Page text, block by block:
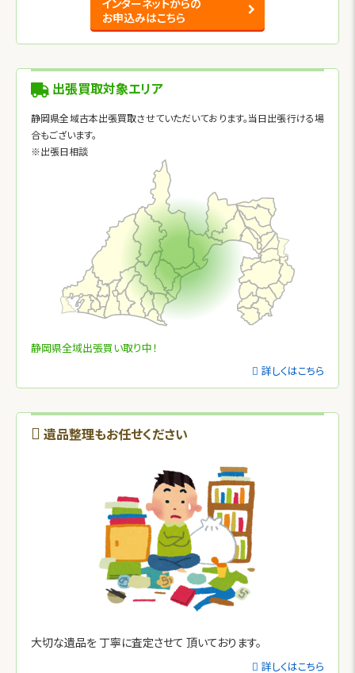
インターネットからの
お申込みはこちら
出張買取対象エリア
静岡県全域古本出張買取させていただいております。当日出張行ける場
合もございます。
※出張日相談
静岡県全域出張買い取り中！
詳しくはこちら
遺品整理もお任せください
大切な遺品を 丁寧に査定させて 頂いております。
詳しくはこちら